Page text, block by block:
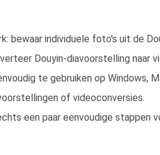
bewaar individuele foto's uit de
Douyin-diavoorstelling naar
te gebruiken op Windows,
of videoconversies.
een paar eenvoudige stappen